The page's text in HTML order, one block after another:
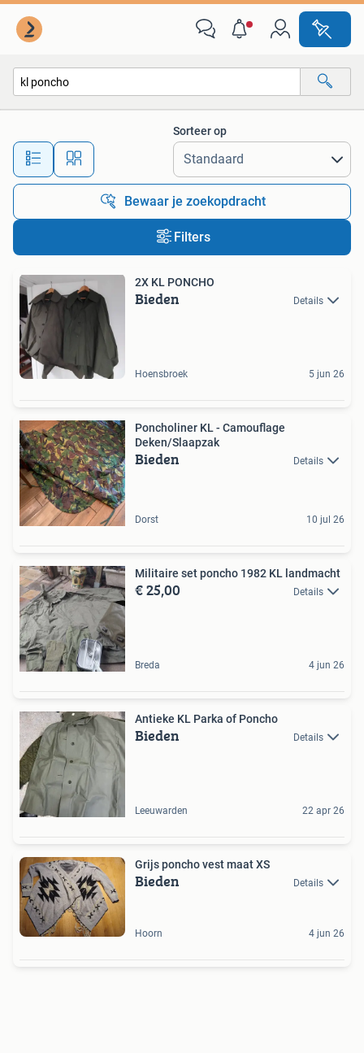
Alle afstanden…
Sorteer op
Bewaar je zoekopdracht
Filters
2X KL PONCHO
Bieden Details
Hoensbroek 5 jun 26
Poncholiner KL - Camouflage
Deken/Slaapzak
Bieden Details
Dorst 10 jul 26
Militaire set poncho 1982 KL landmacht
€ 25,00 Details
Breda 4 jun 26
Antieke KL Parka of Poncho
Bieden Details
Leeuwarden 22 apr 26
Grijs poncho vest maat XS
Bieden Details
Hoorn 4 jun 26